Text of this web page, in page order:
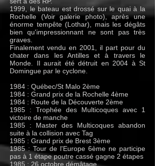
1999, le bateau est drossé sur le quai à la
Rochelle (Voir galerie photo), après une
énorme tempête (Lothar), mais les dégâts
bien qu'impressionnant ne sont pas très
graves.
Finalement vendu en 2001, il part pour du
chater dans les Antilles et à travers le
Monde. Il aurait été détruit en 2004 à St
Domingue par le cyclone.
1984 : Québec/St Malo 2ème
1984 : Grand prix de la Rochelle 4ème
1984 : Route de la Découverte 2ème
1985 : Trophée des Multicoques avec 1
victoire de manche
1985 : Master des Multicoques abandon
suite à la collision avec Tag
1985 : Grand prix de Brest 3ème
1985 : Tour de l'Europe 6ème ne participe
pas à 1 étape poutre cassé gagne 2 étapes
1985 : 26 octobre démâtage